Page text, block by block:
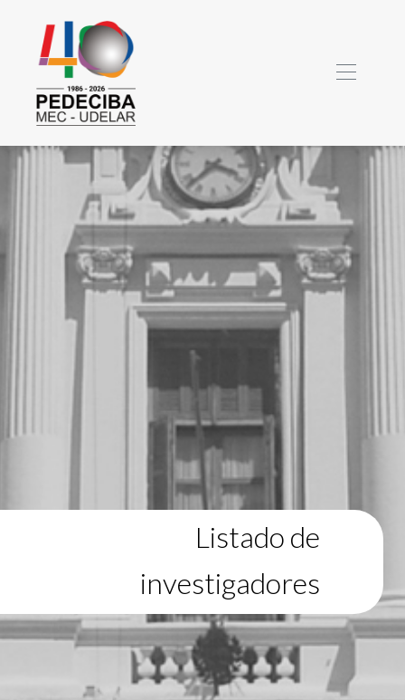
Listado de
investigadores